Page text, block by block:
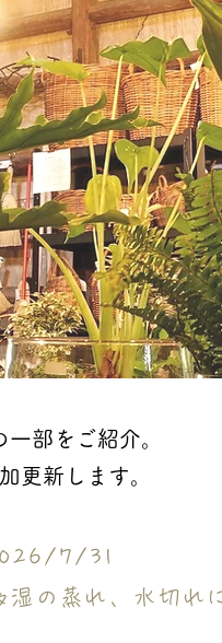
部をご紹介。
更新します。
7/31
湿の蒸れ、水切れ